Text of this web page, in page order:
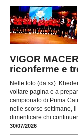
VIGOR
riconferme e
Nelle foto (da sx):
voltare pagina e a
campionato di Prima
nelle scorse settimane,
dimenticare chi
30/07/2026